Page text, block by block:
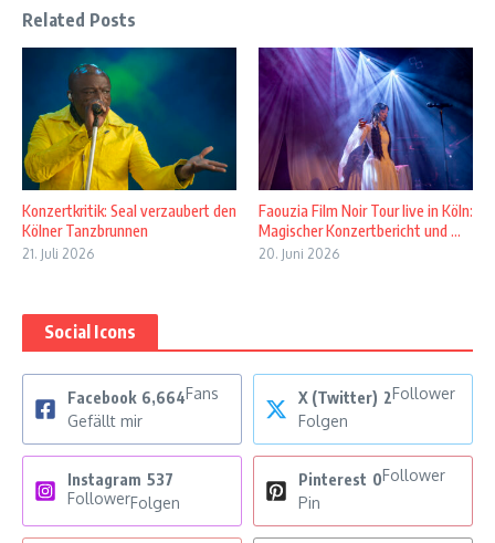
Related Posts
Konzertkritik: Seal verzaubert den
Kölner Tanzbrunnen
21. Juli 2026
Faouzia Film Noir Tour live in Köln:
Magischer Konzertbericht und ...
20. Juni 2026
Social Icons
Facebook 6,664Fans
Gefällt mir
X (Twitter) 2Follower
Folgen
Instagram 537
FollowerFolgen
Pinterest 0Follower
Pin